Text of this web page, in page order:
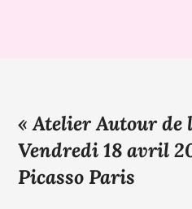
« Atelier Autour de
Vendredi 18 avril
Picasso Paris